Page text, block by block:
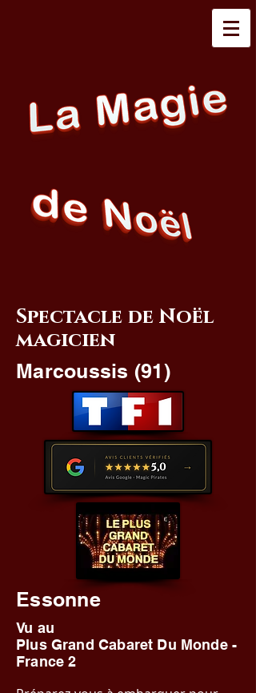
Spectacle de Noël
magicien
Marcoussis (91)
Essonne
Vu au
Plus Grand Cabaret Du Monde -
France 2